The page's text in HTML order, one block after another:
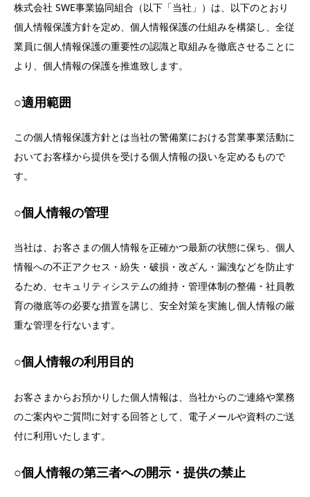
株式会社 SWE事業協同組合（以下「当社」）は、以下のとおり
個人情報保護方針を定め、個人情報保護の仕組みを構築し、全従
業員に個人情報保護の重要性の認識と取組みを徹底させることに
より、個人情報の保護を推進致します。
○適用範囲
この個人情報保護方針とは当社の警備業における営業事業活動に
おいてお客様から提供を受ける個人情報の扱いを定めるもので
す。
○個人情報の管理
当社は、お客さまの個人情報を正確かつ最新の状態に保ち、個人
情報への不正アクセス・紛失・破損・改ざん・漏洩などを防止す
るため、セキュリティシステムの維持・管理体制の整備・社員教
育の徹底等の必要な措置を講じ、安全対策を実施し個人情報の厳
重な管理を行ないます。
○個人情報の利用目的
お客さまからお預かりした個人情報は、当社からのご連絡や業務
のご案内やご質問に対する回答として、電子メールや資料のご送
付に利用いたします。
○個人情報の第三者への開示・提供の禁止